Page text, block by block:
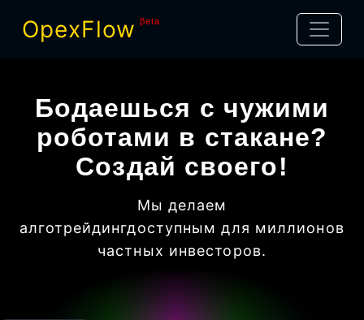
OpexFlow βeta
Бодаешься с чужими
роботами в стакане?
Создай своего!
Мы делаем
алготрейдингдоступным для миллионов
частных инвесторов.